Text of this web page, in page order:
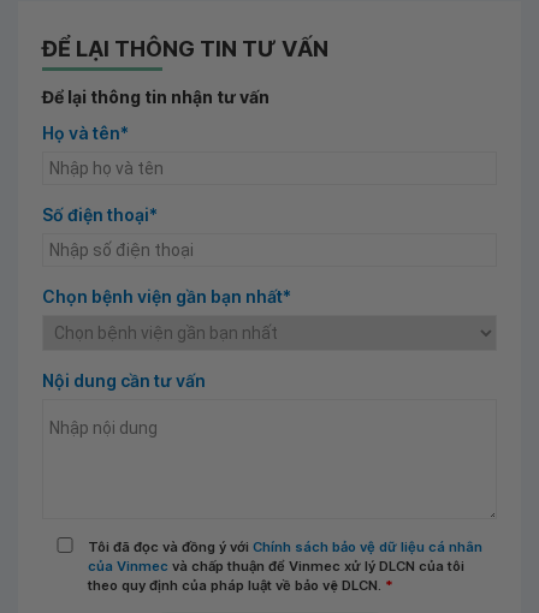
ĐỂ LẠI THÔNG TIN TƯ VẤN
Để lại thông tin nhận tư vấn
Họ và tên*
Số điện thoại*
Chọn bệnh viện gần bạn nhất*
Nội dung cần tư vấn
Tôi đã đọc và đồng ý với Chính sách bảo vệ dữ liệu cá nhân
của Vinmec và chấp thuận để Vinmec xử lý DLCN của tôi
theo quy định của pháp luật về bảo vệ DLCN. *